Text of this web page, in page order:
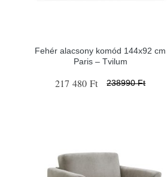
Fehér alacsony komód 144x92 cm
Paris – Tvilum
217 480 Ft 238990 Ft